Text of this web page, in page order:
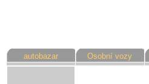
autobazar Osobní vozy